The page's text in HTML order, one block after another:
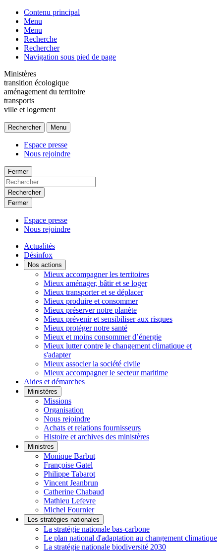
Contenu principal
Menu
Menu
Recherche
Rechercher
Navigation sous pied de page
Ministères
transition écologique
aménagement du territoire
transports
ville et logement
Rechercher Menu
Espace presse
Nous rejoindre
Fermer
Rechercher
Fermer
Espace presse
Nous rejoindre
Actualités
Désinfox
Nos actions
Mieux accompagner les territoires
Mieux aménager, bâtir et se loger
Mieux transporter et se déplacer
Mieux produire et consommer
Mieux préserver notre planète
Mieux prévenir et sensibiliser aux risques
Mieux protéger notre santé
Mieux et moins consommer d’énergie
Mieux lutter contre le changement climatique et
s'adapter
Mieux associer la société civile
Mieux accompagner le secteur maritime
Aides et démarches
Ministères
Missions
Organisation
Nous rejoindre
Achats et relations fournisseurs
Histoire et archives des ministères
Ministres
Monique Barbut
Françoise Gatel
Philippe Tabarot
Vincent Jeanbrun
Catherine Chabaud
Mathieu Lefevre
Michel Fournier
Les stratégies nationales
La stratégie nationale bas-carbone
Le plan national d'adaptation au changement climatique
La stratégie nationale biodiversité 2030